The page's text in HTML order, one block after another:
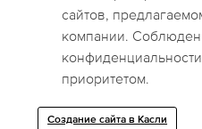
сайтов,
компании.
приоритетом.
Создание сайта в Касли